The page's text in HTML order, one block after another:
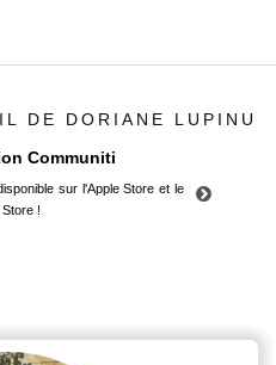
DE DORIANE LUPINU
Communiti
sur l'Apple Store et le
!
Store !